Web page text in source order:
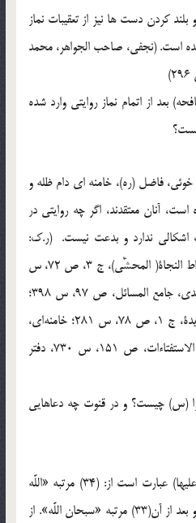
کردن دست ها نیز از تعقیبات نماز
است. (نجفى، صاحب الجواهر، محمد
بعد از اتمام نماز روایتی وارد شده
فاضل (ره)، خامنه ای دام ظله و
آنان معتقدند، اگر چه روایتی در
اشکالی ندارد و بدعت نیست. (ر.ک:
خویى، سید ابو القاسم موسوى، صراط النجاة( المحشّٰى)، ج 3، ص 72، س
205 ؛ ‌ لنکرانى، محمد فاضل موحدى‌، جامع المسائل،‌ ص 97، س 398؛
شیرازى، ناصر مکارم، الفتاوى الجدیدة، ج 1، ص 78، س 281؛ خامنه‌اى،
سید على بن جواد حسینى، أجوبة الاستفتاءات‌، ص 151، س 730، دفتر
(س) چیست؟ و در قنوت چه دعاهایی
1. تسبیح حضرت زهرا (سلام الله علیها) عبارت است از: (34) مرتبه «اللَّه
أکبر»، بعد (33) مرتبه «الحمدللَّه» و بعد از آن(33) مرتبه «سبحان اللَّه». از